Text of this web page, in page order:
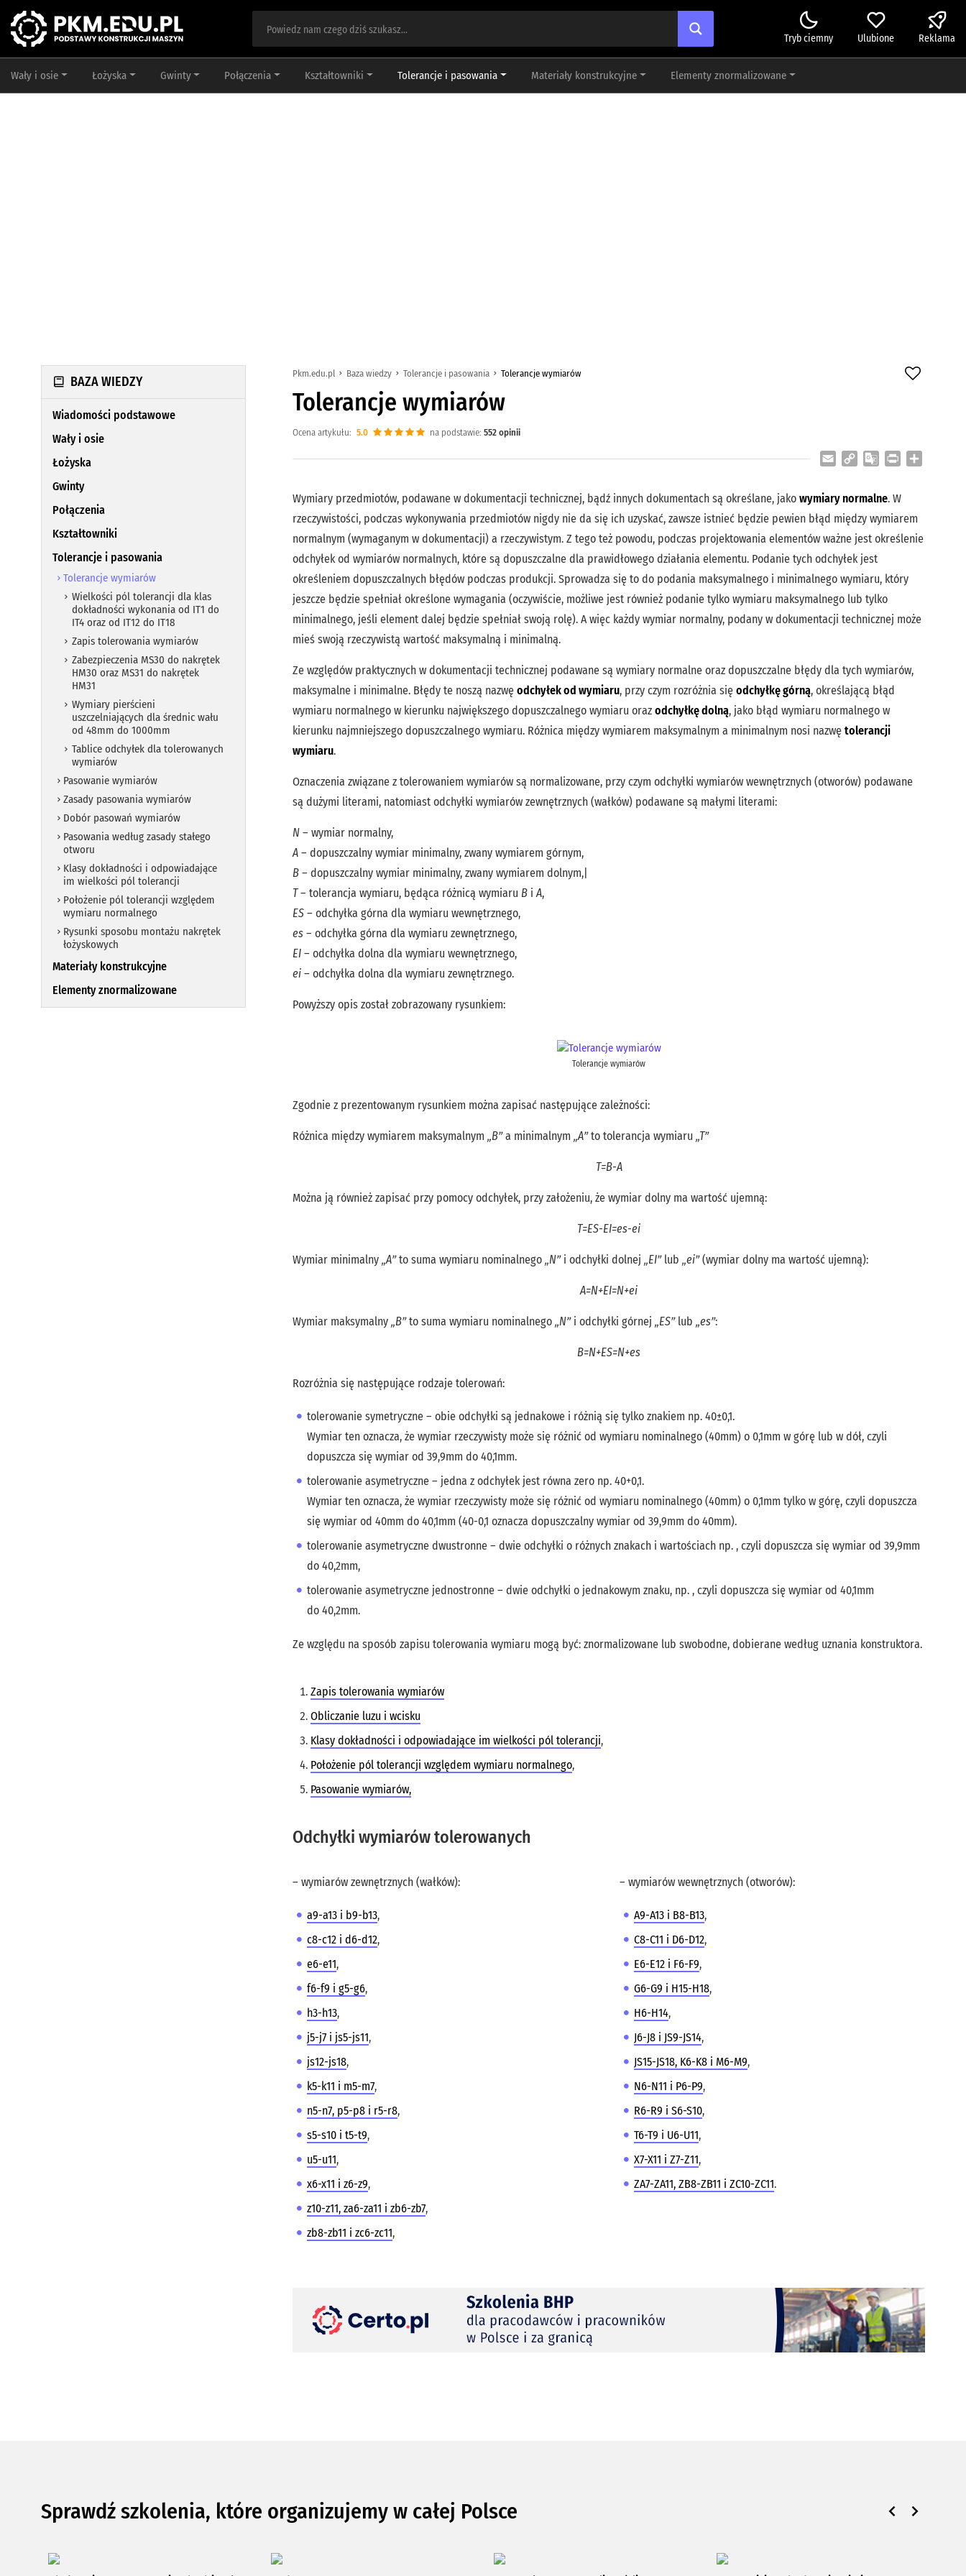
Tryb ciemny Ulubione Reklama
Wały i osie Łożyska Gwinty Połączenia Kształtowniki Tolerancje i pasowania Materiały konstrukcyjne Elementy znormalizowane
BAZA WIEDZY
Wiadomości podstawowe
Wały i osie
Łożyska
Gwinty
Połączenia
Kształtowniki
Tolerancje i pasowania
Tolerancje wymiarów
Wielkości pól tolerancji dla klas
dokładności wykonania od IT1 do
IT4 oraz od IT12 do IT18
Zapis tolerowania wymiarów
Zabezpieczenia MS30 do nakrętek
HM30 oraz MS31 do nakrętek
HM31
Wymiary pierścieni
uszczelniających dla średnic wału
od 48mm do 1000mm
Tablice odchyłek dla tolerowanych
wymiarów
Pasowanie wymiarów
Zasady pasowania wymiarów
Dobór pasowań wymiarów
Pasowania według zasady stałego
otworu
Klasy dokładności i odpowiadające
im wielkości pól tolerancji
Położenie pól tolerancji względem
wymiaru normalnego
Rysunki sposobu montażu nakrętek
łożyskowych
Materiały konstrukcyjne
Elementy znormalizowane
Pkm.edu.pl Baza wiedzy Tolerancje i pasowania Tolerancje wymiarów
Tolerancje wymiarów
Ocena artykułu: 5.0 na podstawie: 552 opinii
Email
Copy
GooglePrint
Wymiary przedmiotów, podawane w dokumentacji technicznej, bądź innych dokumentach są określane, jako wymiary normalne. W
rzeczywistości, podczas wykonywania przedmiotów nigdy nie da się ich uzyskać, zawsze istnieć będzie pewien błąd między wymiarem
normalnym (wymaganym w dokumentacji) a rzeczywistym. Z tego też powodu, podczas projektowania elementów ważne jest określenie
odchyłek od wymiarów normalnych, które są dopuszczalne dla prawidłowego działania elementu. Podanie tych odchyłek jest
określeniem dopuszczalnych błędów podczas produkcji. Sprowadza się to do podania maksymalnego i minimalnego wymiaru, który
jeszcze będzie spełniał określone wymagania (oczywiście, możliwe jest również podanie tylko wymiaru maksymalnego lub tylko
minimalnego, jeśli element dalej będzie spełniał swoją rolę). A więc każdy wymiar normalny, podany w dokumentacji technicznej może
mieś swoją rzeczywistą wartość maksymalną i minimalną.
Ze względów praktycznych w dokumentacji technicznej podawane są wymiary normalne oraz dopuszczalne błędy dla tych wymiarów,
maksymalne i minimalne. Błędy te noszą nazwę odchyłek od wymiaru, przy czym rozróżnia się odchyłkę górną, określającą błąd
wymiaru normalnego w kierunku największego dopuszczalnego wymiaru oraz odchyłkę dolną, jako błąd wymiaru normalnego w
kierunku najmniejszego dopuszczalnego wymiaru. Różnica między wymiarem maksymalnym a minimalnym nosi nazwę tolerancji
wymiaru.
Oznaczenia związane z tolerowaniem wymiarów są normalizowane, przy czym odchyłki wymiarów wewnętrznych (otworów) podawane
są dużymi literami, natomiast odchyłki wymiarów zewnętrznych (wałków) podawane są małymi literami:
N – wymiar normalny,
A – dopuszczalny wymiar minimalny, zwany wymiarem górnym,
B – dopuszczalny wymiar minimalny, zwany wymiarem dolnym,|
T– tolerancja wymiaru, będąca różnicą wymiaru B iA,
ES – odchyłka górna dla wymiaru wewnętrznego,
es – odchyłka górna dla wymiaru zewnętrznego,
EI – odchyłka dolna dla wymiaru wewnętrznego,
ei – odchyłka dolna dla wymiaru zewnętrznego.
Powyższy opis został zobrazowany rysunkiem:
Tolerancje wymiarów
Zgodnie z prezentowanym rysunkiem można zapisać następujące zależności:
Różnica między wymiarem maksymalnym „B”a minimalnym „A”to tolerancja wymiaru „T”
T=B-A
Można ją również zapisać przy pomocy odchyłek, przy założeniu, że wymiar dolny ma wartość ujemną:
T=ES-EI=es-ei
Wymiar minimalny „A”to suma wymiaru nominalnego „N”i odchyłki dolnej „EI”lub „ei”(wymiar dolny ma wartość ujemną):
A=N+EI=N+ei
Wymiar maksymalny „B”to suma wymiaru nominalnego „N”i odchyłki górnej „ES”lub „es”:
B=N+ES=N+es
Rozróżnia się następujące rodzaje tolerowań:
tolerowanie symetryczne – obie odchyłki są jednakowe i różnią się tylko znakiem np. 40±0,1.
Wymiar ten oznacza, że wymiar rzeczywisty może się różnić od wymiaru nominalnego (40mm) o 0,1mm w górę lub w dół, czyli
dopuszcza się wymiar od 39,9mm do 40,1mm.
tolerowanie asymetryczne – jedna z odchyłek jest równa zero np. 40+0,1.
Wymiar ten oznacza, że wymiar rzeczywisty może się różnić od wymiaru nominalnego (40mm) o 0,1mm tylko w górę, czyli dopuszcza
się wymiar od 40mm do 40,1mm (40-0,1 oznacza dopuszczalny wymiar od 39,9mm do 40mm).
tolerowanie asymetryczne dwustronne – dwie odchyłki o różnych znakach i wartościach np. , czyli dopuszcza się wymiar od 39,9mm
do 40,2mm,
tolerowanie asymetryczne jednostronne – dwie odchyłki o jednakowym znaku, np. , czyli dopuszcza się wymiar od 40,1mm
do 40,2mm.
Ze względu na sposób zapisu tolerowania wymiaru mogą być: znormalizowane lub swobodne, dobierane według uznania konstruktora.
Zapis tolerowania wymiarów
Obliczanie luzu i wcisku
Klasy dokładności i odpowiadające im wielkości pól tolerancji,
Położenie pól tolerancji względem wymiaru normalnego,
Pasowanie wymiarów,
Odchyłki wymiarów tolerowanych
– wymiarów zewnętrznych (wałków):
a9-a13 i b9-b13,
c8-c12 i d6-d12,
e6-e11,
f6-f9 i g5-g6,
h3-h13,
j5-j7 i js5-js11,
js12-js18,
k5-k11 i m5-m7,
n5-n7, p5-p8 i r5-r8,
s5-s10 i t5-t9,
u5-u11,
x6-x11 i z6-z9,
z10-z11, za6-za11 i zb6-zb7,
zb8-zb11 i zc6-zc11,
– wymiarów wewnętrznych (otworów):
A9-A13 i B8-B13,
C8-C11 i D6-D12,
E6-E12 i F6-F9,
G6-G9 i H15-H18,
H6-H14,
J6-J8 i JS9-JS14,
JS15-JS18, K6-K8 i M6-M9,
N6-N11 i P6-P9,
R6-R9 i S6-S10,
T6-T9 i U6-U11,
X7-X11 i Z7-Z11,
ZA7-ZA11, ZB8-ZB11 i ZC10-ZC11.
Sprawdź szkolenia, które organizujemy w całej Polsce